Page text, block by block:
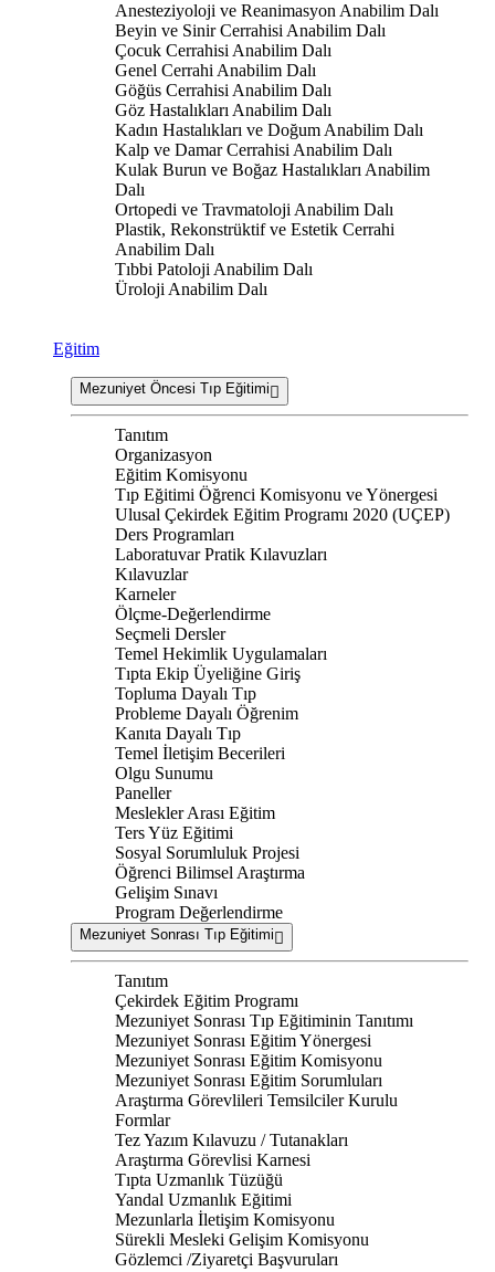
Anesteziyoloji ve Reanimasyon Anabilim Dalı
Beyin ve Sinir Cerrahisi Anabilim Dalı
Çocuk Cerrahisi Anabilim Dalı
Genel Cerrahi Anabilim Dalı
Göğüs Cerrahisi Anabilim Dalı
Göz Hastalıkları Anabilim Dalı
Kadın Hastalıkları ve Doğum Anabilim Dalı
Kalp ve Damar Cerrahisi Anabilim Dalı
Kulak Burun ve Boğaz Hastalıkları Anabilim
Dalı
Ortopedi ve Travmatoloji Anabilim Dalı
Plastik, Rekonstrüktif ve Estetik Cerrahi
Anabilim Dalı
Tıbbi Patoloji Anabilim Dalı
Üroloji Anabilim Dalı
Eğitim
Mezuniyet Öncesi Tıp Eğitimi
Tanıtım
Organizasyon
Eğitim Komisyonu
Tıp Eğitimi Öğrenci Komisyonu ve Yönergesi
Ulusal Çekirdek Eğitim Programı 2020 (UÇEP)
Ders Programları
Laboratuvar Pratik Kılavuzları
Kılavuzlar
Karneler
Ölçme-Değerlendirme
Seçmeli Dersler
Temel Hekimlik Uygulamaları
Tıpta Ekip Üyeliğine Giriş
Topluma Dayalı Tıp
Probleme Dayalı Öğrenim
Kanıta Dayalı Tıp
Temel İletişim Becerileri
Olgu Sunumu
Paneller
Meslekler Arası Eğitim
Ters Yüz Eğitimi
Sosyal Sorumluluk Projesi
Öğrenci Bilimsel Araştırma
Gelişim Sınavı
Program Değerlendirme
Mezuniyet Sonrası Tıp Eğitimi
Tanıtım
Çekirdek Eğitim Programı
Mezuniyet Sonrası Tıp Eğitiminin Tanıtımı
Mezuniyet Sonrası Eğitim Yönergesi
Mezuniyet Sonrası Eğitim Komisyonu
Mezuniyet Sonrası Eğitim Sorumluları
Araştırma Görevlileri Temsilciler Kurulu
Formlar
Tez Yazım Kılavuzu / Tutanakları
Araştırma Görevlisi Karnesi
Tıpta Uzmanlık Tüzüğü
Yandal Uzmanlık Eğitimi
Mezunlarla İletişim Komisyonu
Sürekli Mesleki Gelişim Komisyonu
Gözlemci /Ziyaretçi Başvuruları